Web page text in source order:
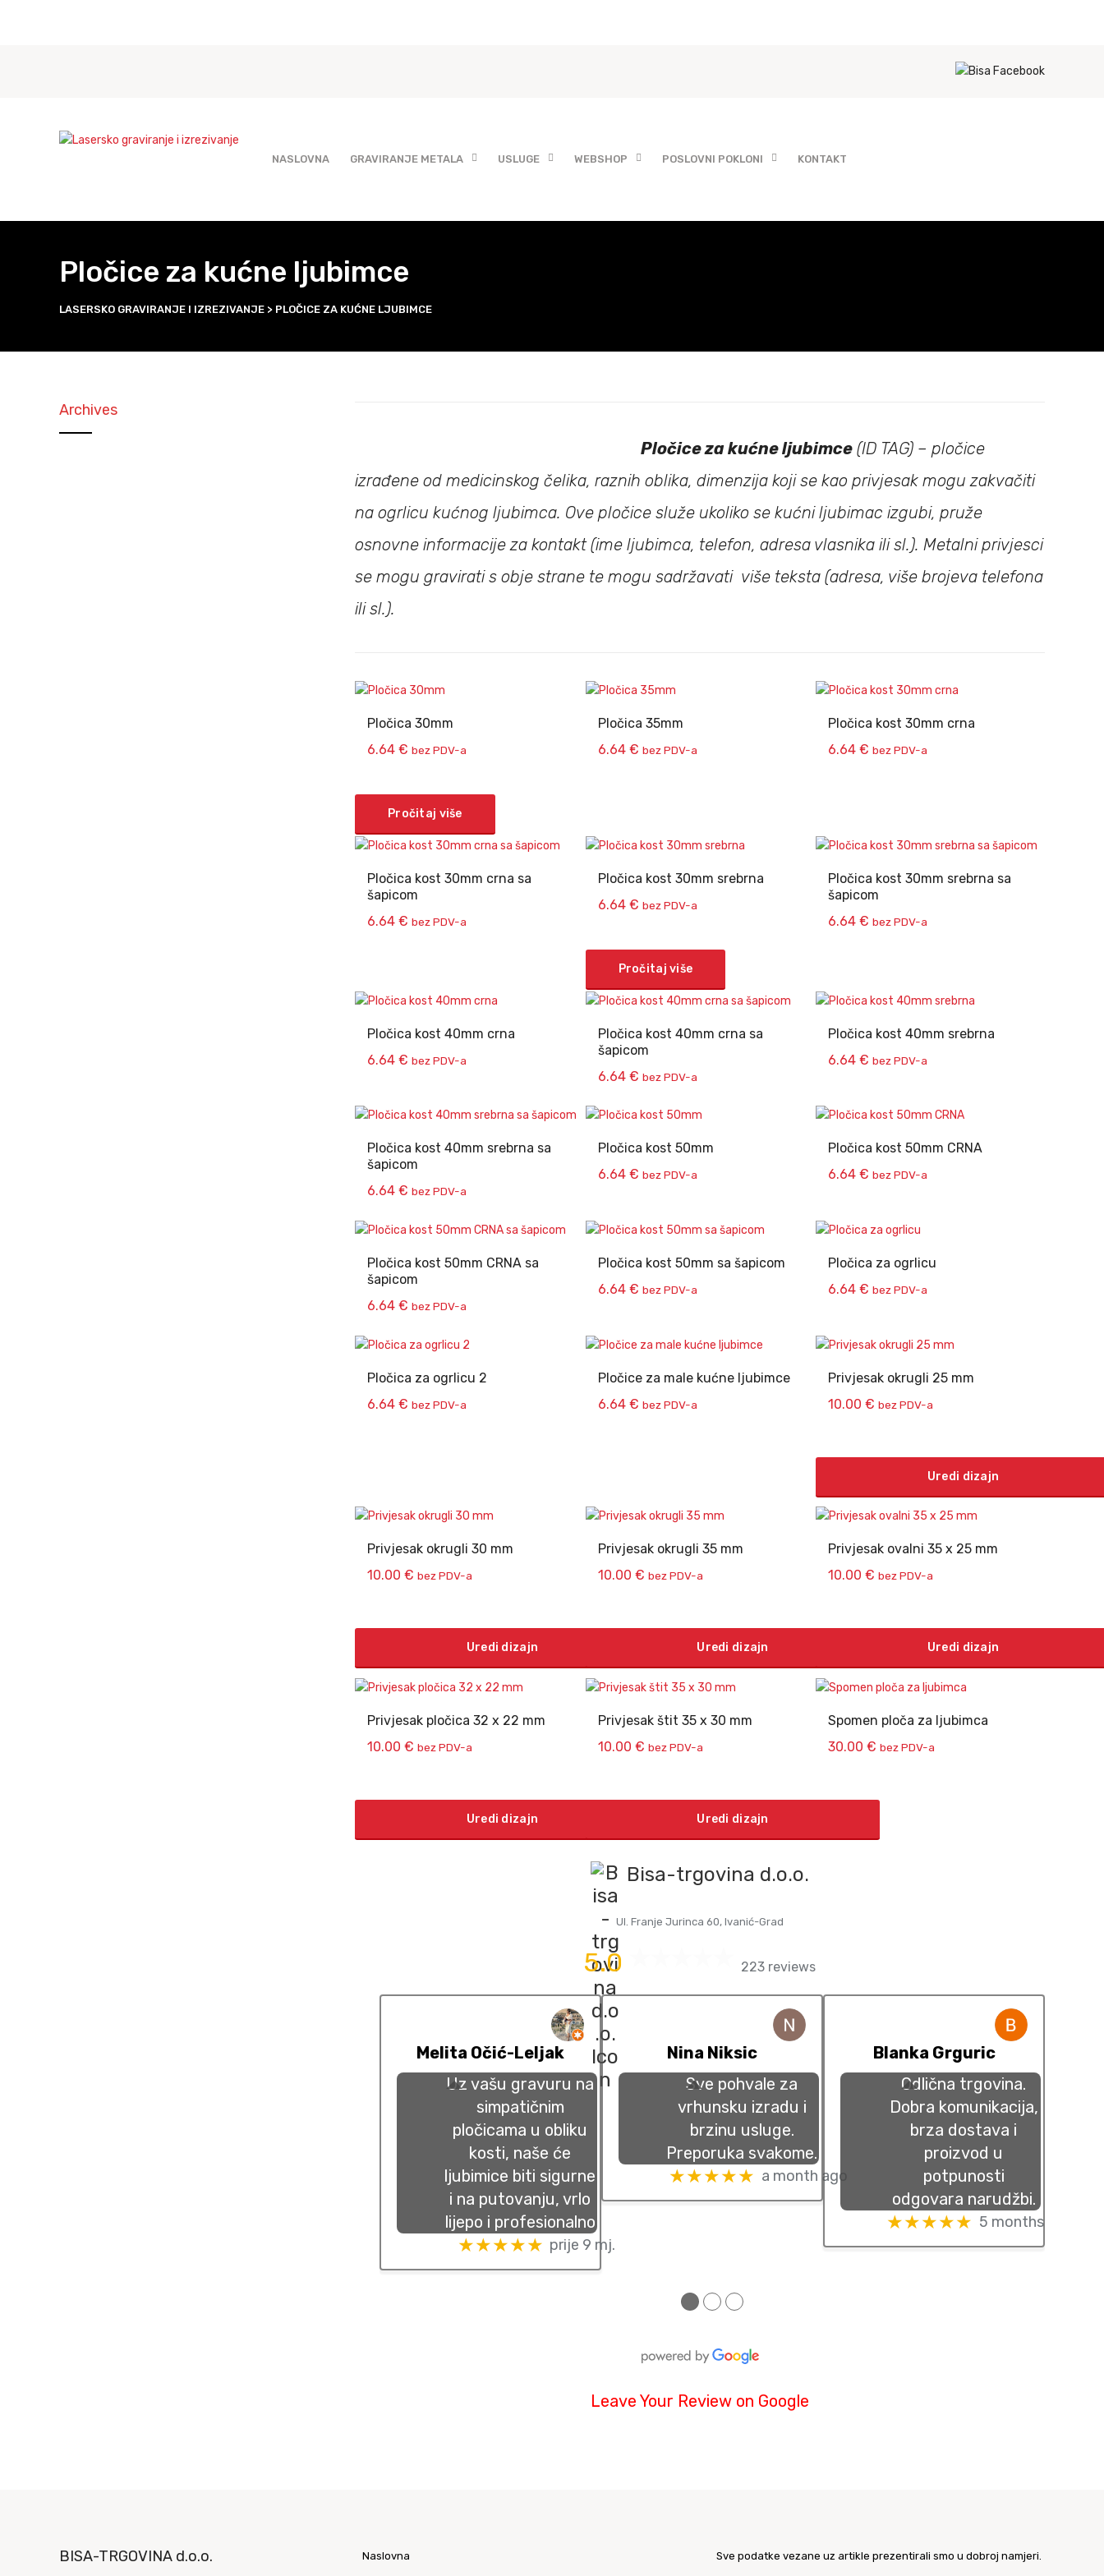
NASLOVNA GRAVIRANJE METALA USLUGE WEBSHOP POSLOVNI POKLONI KONTAKT
Pločice za kućne ljubimce
LASERSKO GRAVIRANJE I IZREZIVANJE > PLOČICE ZA KUĆNE LJUBIMCE
Pločice za kućne ljubimce (ID TAG) – pločice
izrađene od medicinskog čelika, raznih oblika, dimenzija koji se kao privjesak mogu zakvačiti
na ogrlicu kućnog ljubimca. Ove pločice služe ukoliko se kućni ljubimac izgubi, pruže
osnovne informacije za kontakt (ime ljubimca, telefon, adresa vlasnika ili sl.). Metalni privjesci
se mogu gravirati s obje strane te mogu sadržavati više teksta (adresa, više brojeva telefona
ili sl.).
Pločica 30mm
6.64 € bez PDV-a
Pročitaj više
Pločica 35mm
6.64 € bez PDV-a
Pločica kost 30mm crna
6.64€ bez PDV-a
Pločica kost 30mm crna sa
šapicom
6.64 € bez PDV-a
Pločica kost 30mm srebrna
6.64 € bez PDV-a
Pročitaj više
Pločica kost 30mm srebrna sa
šapicom
6.64€ bez PDV-a
Pločica kost 40mm crna
6.64 € bez PDV-a
Pločica kost 40mm crna sa
šapicom
6.64 € bez PDV-a
Pločica kost 40mm srebrna
6.64€ bez PDV-a
Pločica kost 40mm srebrna sa
šapicom
6.64 € bez PDV-a
Pločica kost 50mm
6.64 € bez PDV-a
Pločica kost 50mm CRNA
6.64€ bez PDV-a
Pločica kost 50mm CRNA sa
šapicom
6.64 € bez PDV-a
Pločica kost 50mm sa šapicom
6.64 € bez PDV-a
Pločica za ogrlicu
6.64€ bez PDV-a
Pločica za ogrlicu 2
6.64 € bez PDV-a
Pločice za male kućne ljubimce
6.64 € bez PDV-a
Privjesak okrugli 25 mm
10.00€ bez PDV-a
Uredi dizajn
Privjesak okrugli 30 mm
10.00 € bez PDV-a
Uredi dizajn
Privjesak okrugli 35 mm
10.00 € bez PDV-a
Uredi dizajn
Privjesak ovalni 35 x 25 mm
10.00€ bez PDV-a
Uredi dizajn
Privjesak pločica 32 x 22 mm
10.00 € bez PDV-a
Uredi dizajn
Privjesak štit 35 x 30 mm
10.00 € bez PDV-a
Uredi dizajn
Spomen ploča za ljubimca
30.00€ bez PDV-a
Bisa-trgovina d.o.o.
Ul. Franje Jurinca 60, Ivanić-Grad
5.0 223 reviews
Melita Očić-Leljak
Uz vašu gravuru na
simpatičnim
pločicama u obliku
kosti, naše će
ljubimice biti sigurne
i na putovanju, vrlo
lijepo i profesionalno
★★★★★ prije 9 mj.
Nina Niksic
Sve pohvale za
vrhunsku izradu i
brzinu usluge.
Preporuka svakome.
★★★★★ a month ago
Blanka Grguric
Odlična trgovina.
Dobra komunikacija,
brza dostava i
proizvod u
potpunosti
odgovara narudžbi.
★★★★★ 5 months ago
● ● ●
Leave Your Review on Google
Archives
BISA-TRGOVINA d.o.o. Naslovna Sve podatke vezane uz artikle prezentirali smo u dobroj namjeri.